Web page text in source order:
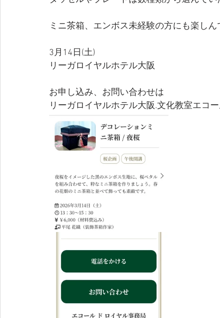
ミニ茶箱、エンボス未経験の方にも楽し
3月14日(土)
リーガロイヤルホテル大阪
お申し込み、お問い合わせは
リーガロイヤルホテル大阪.文化教室エコ